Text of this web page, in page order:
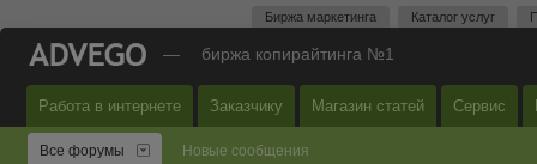
Биржа маркетинга Каталог услуг
— биржа копирайтинга №1
Работа в интернете Заказчику Магазин статей Сервис
Все форумы Новые сообщения